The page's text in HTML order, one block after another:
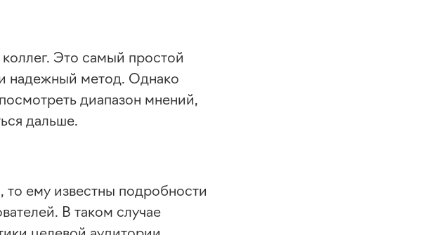
Это самый простой
надежный метод. Однако
диапазон мнений,
дальше.
то ему известны подробности
В таком случае